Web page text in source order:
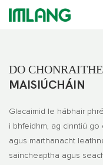
DO
MAISIÚCHÁIN
Glacaimid le hábhair
i bhfeidhm, ag cinntiú
agus marthanacht
saincheaptha agus